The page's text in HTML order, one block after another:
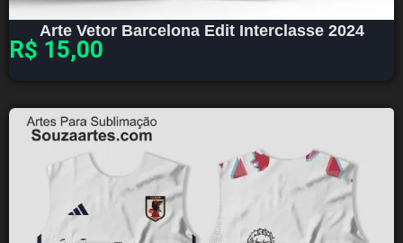
Arte Vetor Barcelona Edit Interclasse 2024
R$ 15,00